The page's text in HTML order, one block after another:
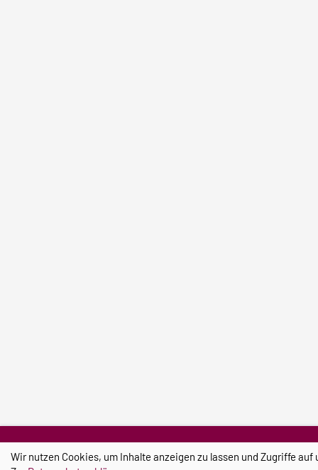
Wir nutzen Cookies, um Inhalte anzeigen zu lassen und Zugriffe